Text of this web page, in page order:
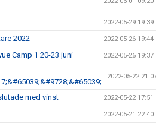
2022-05-29 19:39
2022 2022-05-26 19:44
Camp 1 20-23 juni 2022-05-26 19:37
2022-05-22
med vinst 2022-05-22 17:51
2022-05-21 22:40